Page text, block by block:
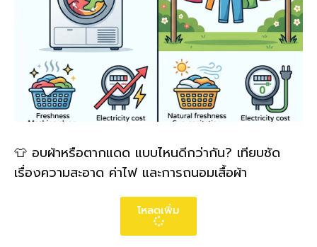
👕 อบผ้าหรือตากแดด แบบไหนดีกว่ากัน? เทียบชัด
เรื่องความสะอาด ค่าไฟ และการถนอมเสื้อผ้า
โหลดเพิ่ม